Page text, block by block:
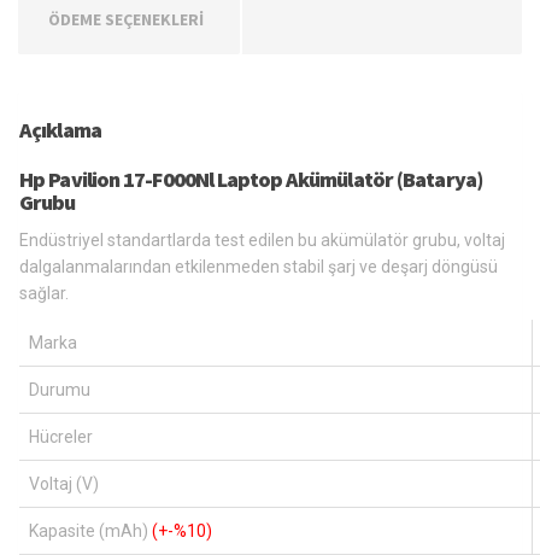
ÖDEME SEÇENEKLERİ
Açıklama
Hp Pavilion 17-F000Nl Laptop Akümülatör (Batarya)
Grubu
Endüstriyel standartlarda test edilen bu akümülatör grubu, voltaj
dalgalanmalarından etkilenmeden stabil şarj ve deşarj döngüsü
sağlar.
Marka
Durumu
Hücreler
Voltaj (V)
Kapasite (mAh) (+-%10)